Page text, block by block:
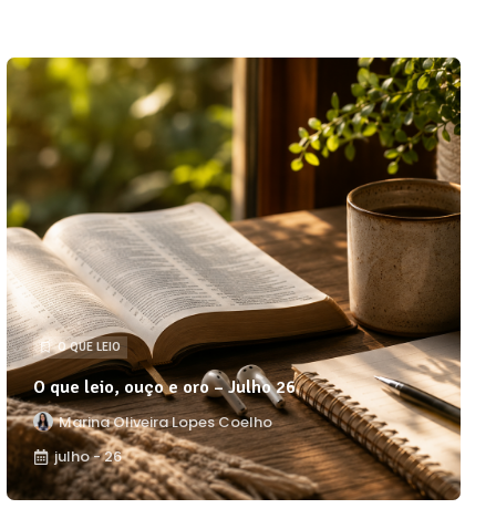
O QUE LEIO
O que leio, ouço e oro – Julho 26
Marina Oliveira Lopes Coelho
julho - 26